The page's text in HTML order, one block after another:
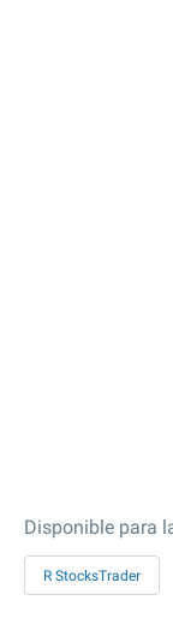
Disponible para
R StocksTrader